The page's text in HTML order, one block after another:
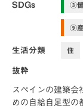
SDGs ③
⑨
生活分類 住
抜粋
スペインの建築会
めの自給自足型